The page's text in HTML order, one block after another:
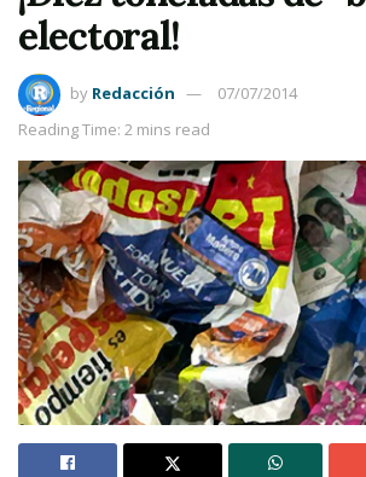
electoral!
by Redacción
07/07/2014
Reading Time: 2 mins read